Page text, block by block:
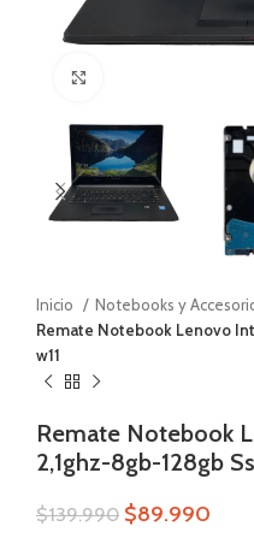
Inicio Notebooks y
Remate Notebook Lenovo
w11
Remate Notebook
2,1ghz-8gb-128gb
$139.990 $89.990